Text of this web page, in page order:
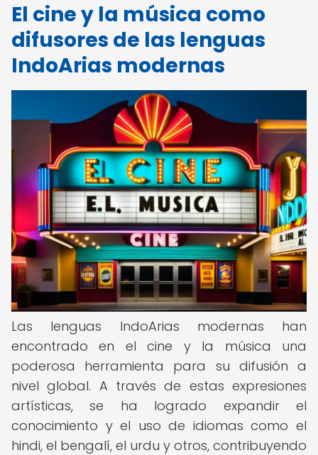
El cine y la música como
difusores de las lenguas
IndoArias modernas
Las lenguas IndoArias modernas han
encontrado en el cine y la música una
poderosa herramienta para su difusión a
nivel global. A través de estas expresiones
artísticas, se ha logrado expandir el
conocimiento y el uso de idiomas como el
hindi, el bengalí, el urdu y otros, contribuyendo